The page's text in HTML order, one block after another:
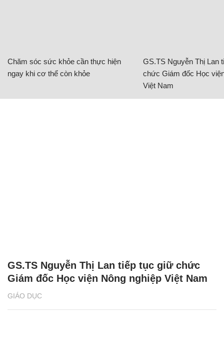
Chăm sóc sức khỏe cần thực hiện
ngay khi cơ thể còn khỏe
GS.TS Nguyễn Thị Lan
chức Giám đốc Học
Việt Nam
GIÁO DỤC
GS.TS Nguyễn Thị Lan tiếp tục giữ chức
Giám đốc Học viện Nông nghiệp Việt Nam